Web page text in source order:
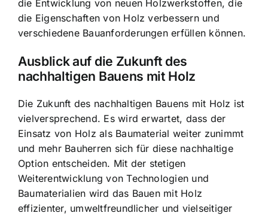
die Entwicklung von neuen Holzwerkstoffen, die
die Eigenschaften von Holz verbessern und
verschiedene Bauanforderungen erfüllen können.
Ausblick auf die Zukunft des
nachhaltigen Bauens mit Holz
Die Zukunft des nachhaltigen Bauens mit Holz ist
vielversprechend. Es wird erwartet, dass der
Einsatz von Holz als Baumaterial weiter zunimmt
und mehr Bauherren sich für diese nachhaltige
Option entscheiden. Mit der stetigen
Weiterentwicklung von Technologien und
Baumaterialien wird das Bauen mit Holz
effizienter, umweltfreundlicher und vielseitiger